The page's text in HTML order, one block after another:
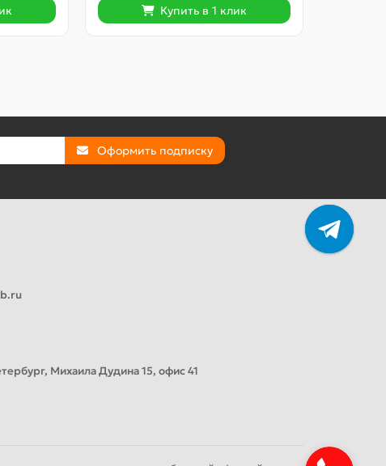
Купить в 1 клик
Оформить подписку
Михаила Дудина 15, офис 41